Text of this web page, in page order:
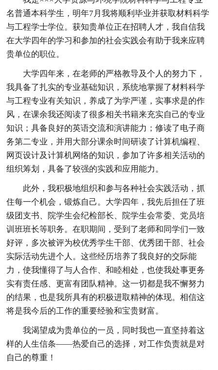
名普通本科学生，明年7月我将顺利毕业并获取材料科学
与工程学士学位。获知贵单位正在招聘人才，我自信我
在大学四年的学习和参加的社会实践会有助于我来应聘
贵单位的职位。
大学四年来，在老师的严格教导及个人的努力下，
我具备了扎实的专业基础知识，系统地掌握了材料科学
与工程专业有关知识，养成了为学严谨，实事求是的作
风，在课余我还阅读了很多相关书籍来充实自己的专业
知识；具备良好的英语交流和演讲能力；修读了电子商
务第二专业，并用大部分课余时间研读了计算机编程、
网页设计及计算机网络的知识，参加了许多相关活动的
组织筹划，具备了较强的实践和应用能力。
此外，我积极地组织和参与各种社会实践活动，抓
住每一个机会，锻炼自己。大学四年，我先后担任了班
级团支书、院学生会纪检部长、院学生会常委、党员培
训班班长等职务。在职期间，受到了老师和同学们一致
好评，多次被评为校优秀学生干部、优秀团干部、社会
实际活动先进个人。这些经历培养了我良好的交际能
力，使我懂得了与人合作、和睦相处，也使我处事更务
实有责任感、更富有团队精神。这一切都是我不懈努力
的结果，也是我所具有的积极进取精神的体现。相信这
将是我今后的工作的重要经验和宝贵财富。
我渴望成为贵单位的一员，同时我也一直坚持着这
样的人生信条——热爱自己的选择，对工作负责就是对
自己的尊重！